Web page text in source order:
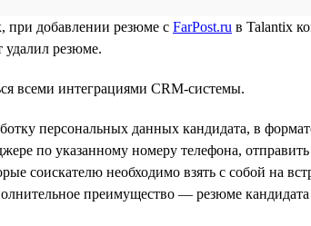
при добавлении резюме с FarPost.ru в Talantix
удалил резюме.
всеми интеграциями CRM-системы.
персональных данных кандидата, в
по указанному номеру телефона,
соискателю необходимо взять с собой на
преимущество — резюме кандидата